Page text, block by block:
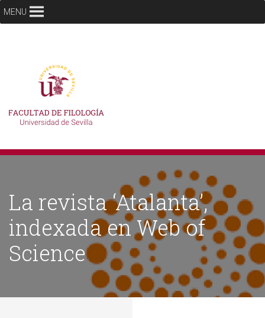
MENU
La revista ‘Atalanta’,
indexada en Web of
Science